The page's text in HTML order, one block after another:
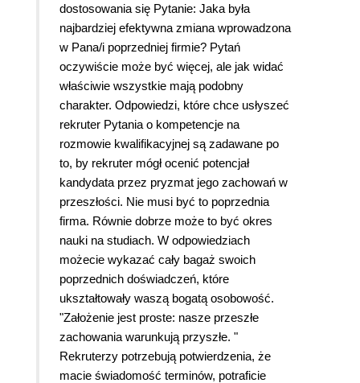
dostosowania się Pytanie: Jaka była
najbardziej efektywna zmiana wprowadzona
w Pana/i poprzedniej firmie? Pytań
oczywiście może być więcej, ale jak widać
właściwie wszystkie mają podobny
charakter. Odpowiedzi, które chce usłyszeć
rekruter Pytania o kompetencje na
rozmowie kwalifikacyjnej są zadawane po
to, by rekruter mógł ocenić potencjał
kandydata przez pryzmat jego zachowań w
przeszłości. Nie musi być to poprzednia
firma. Równie dobrze może to być okres
nauki na studiach. W odpowiedziach
możecie wykazać cały bagaż swoich
poprzednich doświadczeń, które
ukształtowały waszą bogatą osobowość.
"Założenie jest proste: nasze przeszłe
zachowania warunkują przyszłe. "
Rekruterzy potrzebują potwierdzenia, że
macie świadomość terminów, potraficie